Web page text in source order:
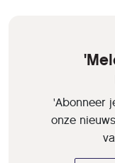
'Abonneer
onze